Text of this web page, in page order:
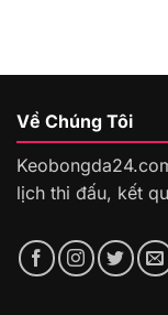
Về Chúng Tôi
lịch thi đấu, kết